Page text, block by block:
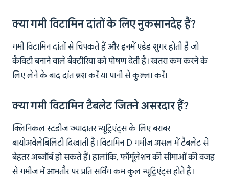
क्या गमी विटामिन दांतों के लिए नुकसानदेह हैं?
गमी विटामिन दांतों से चिपकते हैं और इनमें एडेड शुगर होती है जो
कैविटी बनाने वाले बैक्टीरिया को पोषण देती है। खतरा कम करने के
लिए लेने के बाद दांत ब्रश करें या पानी से कुल्ला करें।
क्या गमी विटामिन टैबलेट जितने असरदार हैं?
क्लिनिकल स्टडीज ज्यादातर न्यूट्रिएंट्स के लिए बराबर
बायोअवेलेबिलिटी दिखाती हैं। विटामिन D गमीज असल में टैबलेट से
बेहतर अब्जॉर्ब हो सकते हैं। हालांकि, फॉर्मूलेशन की सीमाओं की वजह
से गमीज में आमतौर पर प्रति सर्विंग कम कुल न्यूट्रिएंट्स होते हैं।